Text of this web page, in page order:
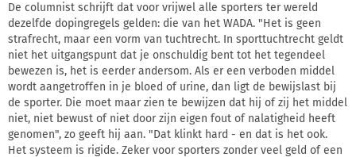
De columnist schrijft dat voor vrijwel alle sporters ter wereld
dezelfde dopingregels gelden: die van het WADA. "Het is geen
strafrecht, maar een vorm van tuchtrecht. In sporttuchtrecht geldt
niet het uitgangspunt dat je onschuldig bent tot het tegendeel
bewezen is, het is eerder andersom. Als er een verboden middel
wordt aangetroffen in je bloed of urine, dan ligt de bewijslast bij
de sporter. Die moet maar zien te bewijzen dat hij of zij het middel
niet, niet bewust of niet door zijn eigen fout of nalatigheid heeft
genomen", zo geeft hij aan. "Dat klinkt hard - en dat is het ook.
Het systeem is rigide. Zeker voor sporters zonder veel geld of een